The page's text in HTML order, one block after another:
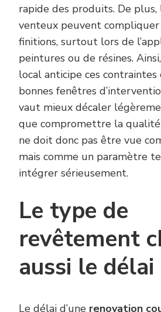
rapide des produits. De plus,
venteux peuvent compliquer
finitions, surtout lors de
peintures ou de résines.
local anticipe ces
bonnes fenêtres
vaut mieux décaler
que compromettre la
ne doit donc pas être vue
mais comme un paramètre
intégrer sérieusement.
Le type de
revêtement
aussi le délai
Le délai d’une renovation